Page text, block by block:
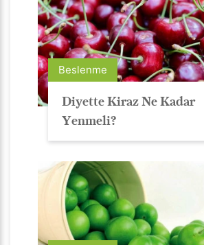
Beslenme
Diyette Kiraz Ne Kadar
Yenmeli?